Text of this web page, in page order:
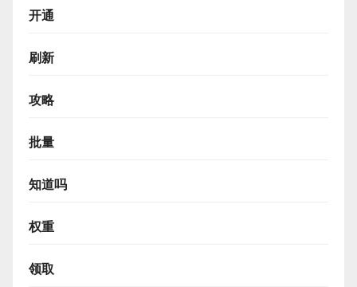
开通
刷新
攻略
批量
知道吗
权重
领取